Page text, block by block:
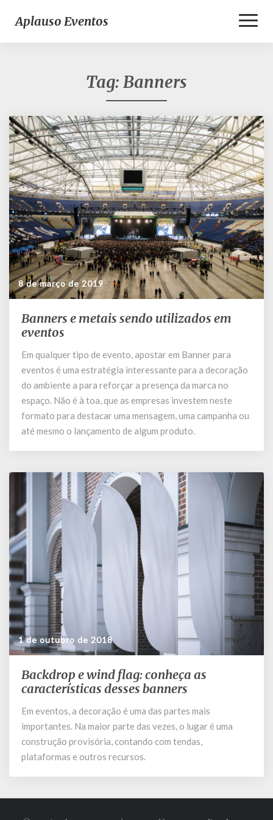
Aplauso Eventos
Tag: Banners
8 de março de 2019
Banners
e
sendo
utilizados
em
eventos
Banners e metais sendo utilizados em
eventos
Em qualquer tipo de evento, apostar em Banner para
eventos é uma estratégia interessante para a decoração
do ambiente a para reforçar a presença da marca no
espaço. Não é à toa, que as empresas investem neste
formato para destacar uma mensagem, uma campanha ou
até mesmo o lançamento de algum produto.
1 de outubro de 2018
Backdrop
e
flag:
conheça
as
características
banners
Backdrop e wind flag: conheça as
características desses banners
Em eventos, a decoração é uma das partes mais
importantes. Na maior parte das vezes, o lugar é uma
construção provisória, contando com tendas,
plataformas e outros recursos.